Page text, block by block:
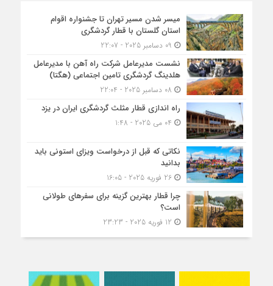
میسر شدن مسیر تهران تا جشنواره اقوام
استان گلستان با قطار گردشگری
نشست مدیرعامل شرکت راه آهن با مدیرعامل
هلدینگ گردشگری تامین اجتماعی (هگتا)
راه اندازی قطار مثلث گردشگری ایران در یزد
نکاتی که قبل از درخواست ویزای استونی باید
بدانید
26 فوریه 2025 - 16:05
چرا قطار بهترین گزینه برای سفرهای طولانی
است؟